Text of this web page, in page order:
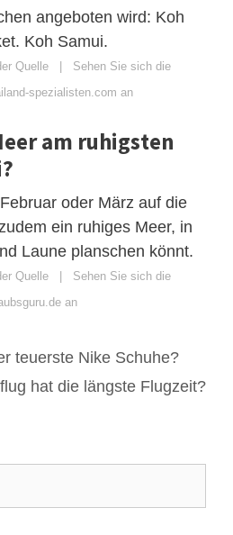
angeboten wird: Koh
Koh Samui.
Quelle | Sehen Sie sich die
spezialisten.com an
am ruhigsten
oder März auf die
ein ruhiges Meer, in
Laune planschen könnt.
Quelle | Sehen Sie sich die
an
teuerste Nike Schuhe?
hat die längste Flugzeit?